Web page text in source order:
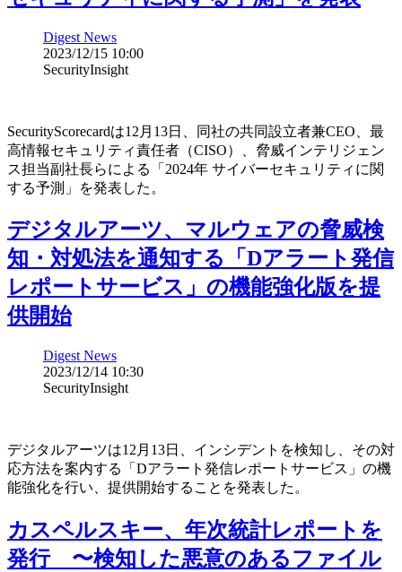
Digest News
2023/12/15 10:00
SecurityInsight
SecurityScorecardは12月13日、同社の共同設立者兼CEO、最
高情報セキュリティ責任者（CISO）、脅威インテリジェン
ス担当副社長らによる「2024年 サイバーセキュリティに関
する予測」を発表した。
デジタルアーツ、マルウェアの脅威検
知・対処法を通知する「Dアラート発信
レポートサービス」の機能強化版を提
供開始
Digest News
2023/12/14 10:30
SecurityInsight
デジタルアーツは12月13日、インシデントを検知し、その対
応方法を案内する「Dアラート発信レポートサービス」の機
能強化を行い、提供開始することを発表した。
カスペルスキー、年次統計レポートを
発行 〜検知した悪意のあるファイル